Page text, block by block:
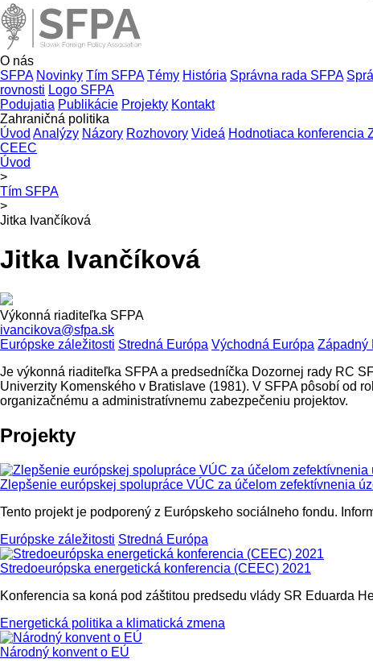
O nás
SFPA Novinky Tím SFPA Témy História Správna rada SFPA
rovnosti Logo SFPA
Podujatia Publikácie Projekty Kontakt
Zahraničná politika
Úvod Analýzy Názory Rozhovory Videá Hodnotiaca konferencia
CEEC
Úvod
>
Tím SFPA
>
Jitka Ivančíková
Jitka Ivančíková
Výkonná riaditeľka SFPA
ivancikova@sfpa.sk
Európske záležitosti Stredná Európa Východná Európa Západný
Je výkonná riaditeľka SFPA a predsedníčka Dozornej rady RC
Univerzity Komenského v Bratislave (1981). V SFPA pôsobí od
organizačnému a administratívnemu zabezpečeniu projektov.
Projekty
Zlepšenie európskej spolupráce VÚC za účelom zefektívnenia
Tento projekt je podporený z Európskeho sociálneho fondu.
Európske záležitosti Stredná Európa
Stredoeurópska energetická konferencia (CEEC) 2021
Konferencia sa koná pod záštitou predsedu vlády SR Eduarda
Energetická politika a klimatická zmena
Národný konvent o EÚ